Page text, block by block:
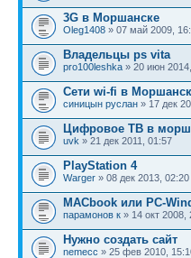
3G в Моршанске
Oleg1408 » 07 май 2009,
Владельцы ps vita
pro100leshka » 20 июн
Сети wi-fi в
синицын руслан » 17 дек
Цифровое ТВ в
uvk » 21 дек 2011, 01:57
PlayStation 4
Warger » 08 дек 2013, 02:20
MACbook или PC-
парамонов к » 14 окт 2008,
Нужно создать сайт
nemecc » 25 фев 2010,